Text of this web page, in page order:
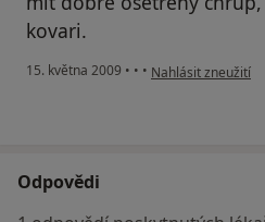
kovari.
15. května 2009 • • • podle názoru
Nahlásit zneužití
Odpovědi